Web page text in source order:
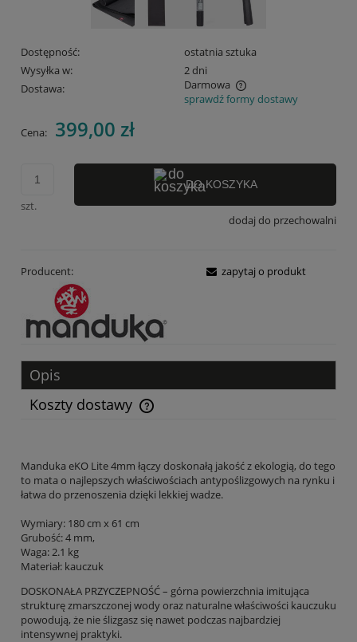
Dostępność:
ostatnia sztuka
Wysyłka w:
2 dni
Dostawa:
Darmowa
Cena nie zawiera ewentualnych kosztów płatności
sprawdź formy dostawy
Cena: 399,00 zł
szt.
DO KOSZYKA
dodaj do przechowalni
Producent: zapytaj o produkt
Opis
Koszty dostawy
Cena nie zawiera ewentualnych kosztów płatności
Manduka eKO Lite 4mm łączy doskonałą jakość z ekologią, do tego
to mata o najlepszych właściwościach antypoślizgowych na rynku i
łatwa do przenoszenia dzięki lekkiej wadze.
Wymiary: 180 cm x 61 cm
Grubość: 4 mm,
Waga: 2.1 kg
Materiał: kauczuk
DOSKONAŁA PRZYCZEPNOŚĆ – górna powierzchnia imitująca
strukturę zmarszczonej wody oraz naturalne właściwości kauczuku
powodują, że nie ślizgasz się nawet podczas najbardziej
intensywnej praktyki.